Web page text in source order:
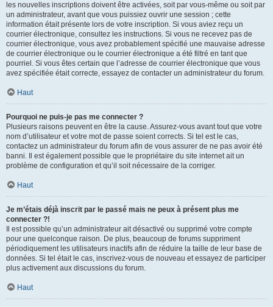
les nouvelles inscriptions doivent être activées, soit par vous-même ou soit par
un administrateur, avant que vous puissiez ouvrir une session ; cette
information était présente lors de votre inscription. Si vous aviez reçu un
courrier électronique, consultez les instructions. Si vous ne recevez pas de
courrier électronique, vous avez probablement spécifié une mauvaise adresse
de courrier électronique ou le courrier électronique a été filtré en tant que
pourriel. Si vous êtes certain que l’adresse de courrier électronique que vous
avez spécifiée était correcte, essayez de contacter un administrateur du forum.
Haut
Pourquoi ne puis-je pas me connecter ?
Plusieurs raisons peuvent en être la cause. Assurez-vous avant tout que votre
nom d’utilisateur et votre mot de passe soient corrects. Si tel est le cas,
contactez un administrateur du forum afin de vous assurer de ne pas avoir été
banni. Il est également possible que le propriétaire du site internet ait un
problème de configuration et qu’il soit nécessaire de la corriger.
Haut
Je m’étais déjà inscrit par le passé mais ne peux à présent plus me
connecter ?!
Il est possible qu’un administrateur ait désactivé ou supprimé votre compte
pour une quelconque raison. De plus, beaucoup de forums suppriment
périodiquement les utilisateurs inactifs afin de réduire la taille de leur base de
données. Si tel était le cas, inscrivez-vous de nouveau et essayez de participer
plus activement aux discussions du forum.
Haut